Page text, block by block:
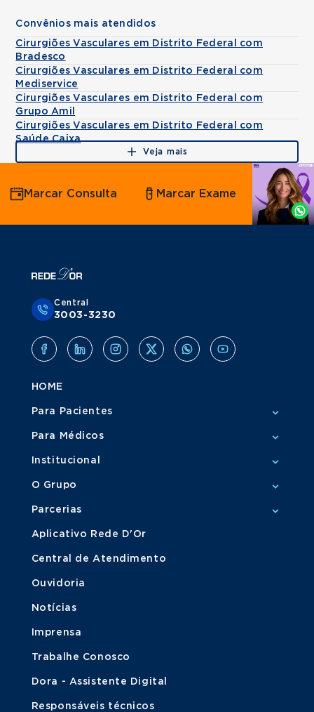
Convênios mais atendidos
Cirurgiões Vasculares em Distrito Federal com
Bradesco
Cirurgiões Vasculares em Distrito Federal com
Mediservice
Cirurgiões Vasculares em Distrito Federal com
Grupo Amil
Cirurgiões Vasculares em Distrito Federal com
Saúde Caixa
Veja mais
Agende
por
Whatsapp
Marcar Consulta Marcar Exame
Central
3003-3230
HOME
Para Pacientes
Para Médicos
Institucional
O Grupo
Parcerias
Aplicativo Rede D'Or
Central de Atendimento
Ouvidoria
Notícias
Imprensa
Trabalhe Conosco
Dora - Assistente Digital
Responsáveis técnicos